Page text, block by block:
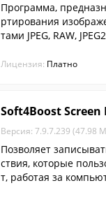
Программа,
ртирования
тами JPEG, RAW,
Лицензия: Платно
Soft4Boost Screen
Версия: 7.9.7.239 (47.98
Позволяет
ствия, которые
т, работая за